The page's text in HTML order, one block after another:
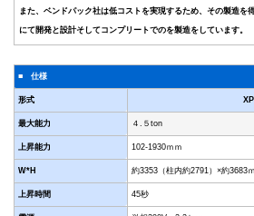
また、ベンドパック社は低コストを実現するため、その製造を
にて開発と設計そしてコンプリートでのを製造をしています。
■ 仕様
形式
最大能力 ４.５ton
上昇能力 102-1930ｍｍ
W*H 約3353（柱内約2791）×約3683
上昇時間 45秒